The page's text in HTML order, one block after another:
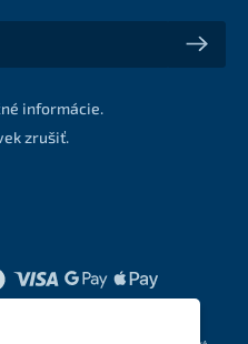
ruky
informácie.
zrušiť.